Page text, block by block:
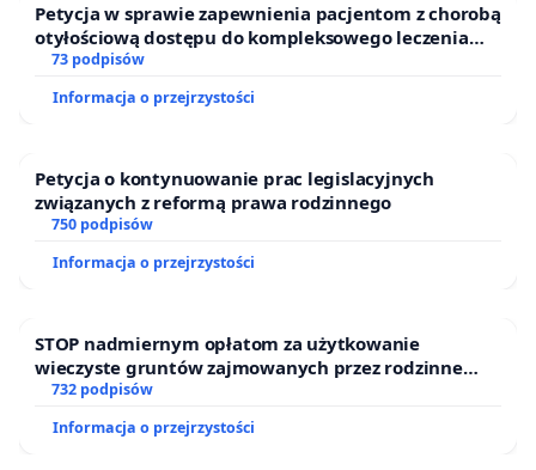
Petycja w sprawie zapewnienia pacjentom z chorobą
otyłościową dostępu do kompleksowego leczenia
oraz programów profilaktycznych.
73 podpisów
Informacja o przejrzystości
Petycja o kontynuowanie prac legislacyjnych
związanych z reformą prawa rodzinnego
750 podpisów
Informacja o przejrzystości
STOP nadmiernym opłatom za użytkowanie
wieczyste gruntów zajmowanych przez rodzinne
ogrody działkowe.
732 podpisów
Informacja o przejrzystości